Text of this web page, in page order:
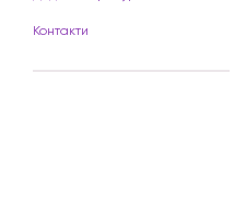
Контакти